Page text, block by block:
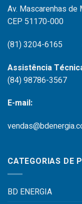
Av. Mascarenhas de
CEP 51170-000
(81) 3204-6165
Assistência
(84) 98786-3567
E-mail:
CATEGORIAS DE
BD ENERGIA